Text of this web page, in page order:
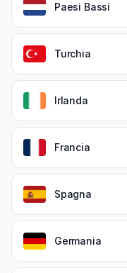
Paesi Bassi
Turchia
Irlanda
Francia
Spagna
Germania